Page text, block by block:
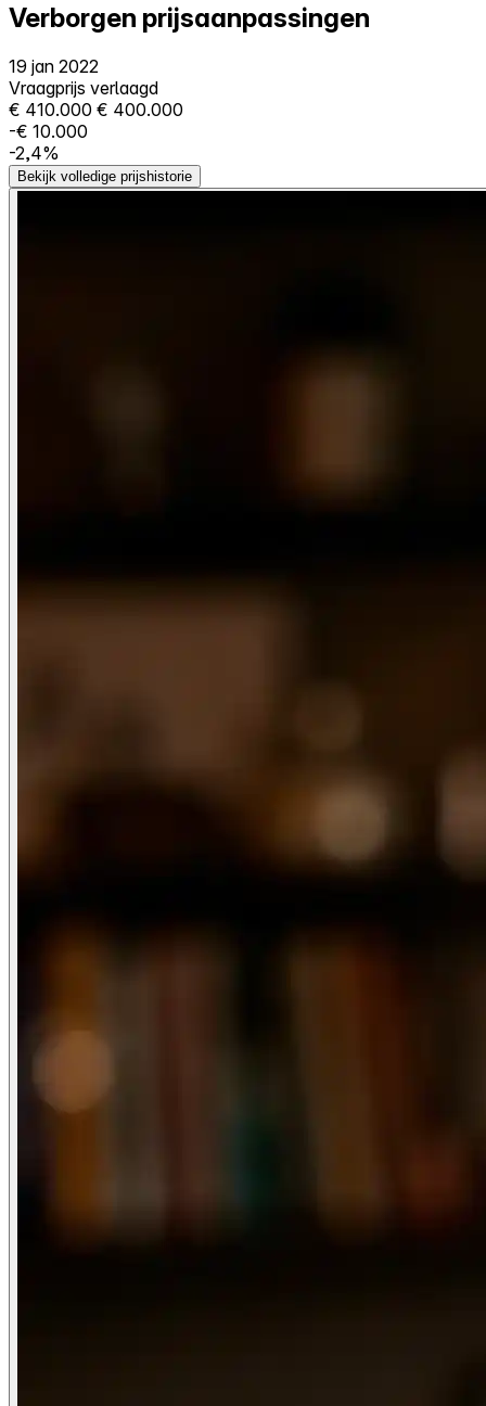
Verborgen prijsaanpassingen
19 jan 2022
Vraagprijs verlaagd
€ 410.000 € 400.000
-€ 10.000
-2,4%
Bekijk volledige prijshistorie